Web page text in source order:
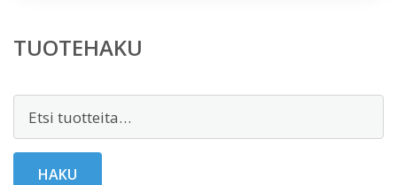
TUOTEHAKU
HAKU